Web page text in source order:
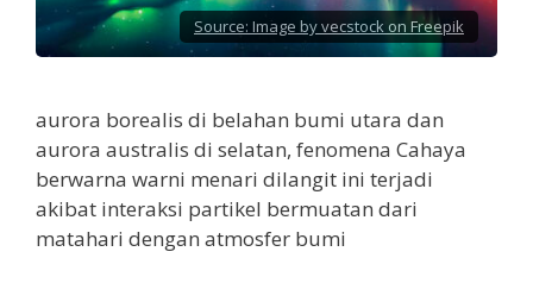
Source: Image by vecstock on Freepik
aurora borealis di belahan bumi utara dan
aurora australis di selatan, fenomena Cahaya
berwarna warni menari dilangit ini terjadi
akibat interaksi partikel bermuatan dari
matahari dengan atmosfer bumi